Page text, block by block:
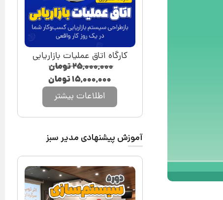
کارگاه اتاق عملیات بازاریابی
۲۵,۰۰۰,۰۰۰تومان
۱۵,۰۰۰,۰۰۰تومان
اطلاعات بیشتر
آموزش پیشنهادی مدیر سبز